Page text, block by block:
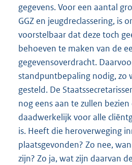
gegevens. Voor een aantal
GGZ en jeugdreclassering, is
voorstelbaar dat deze toch
behoeven te maken van de
gegevensoverdracht.
standpuntbepaling nodig, zo
gesteld. De
nog eens aan te zullen
daadwerkelijk voor alle
is. Heeft die heroverweging
plaatsgevonden? Zo nee,
zijn? Zo ja, wat zijn daarvan